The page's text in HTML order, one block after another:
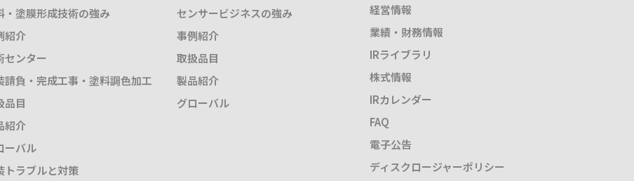
・塗膜形成技術の強み
紹介
センター
請負・完成工事・塗料調色加工
品目
紹介
ーバル
トラブルと対策
センサービジネスの強み
事例紹介
取扱品目
製品紹介
グローバル
経営情報
業績・財務情報
IRライブラリ
株式情報
IRカレンダー
FAQ
電子公告
ディスクロージャーポリシー